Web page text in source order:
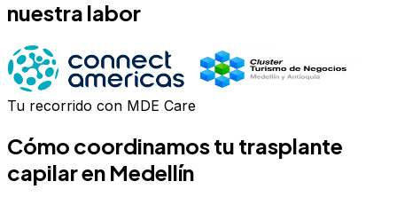
nuestra labor
Tu recorrido con MDE Care
Cómo coordinamos tu trasplante
capilaren Medellín